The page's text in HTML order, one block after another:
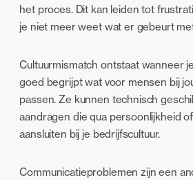
het proces. Dit kan leiden tot
je niet meer weet wat er gebeurt
Cultuurmismatch ontstaat wanneer
goed begrijpt wat voor mensen bij
passen. Ze kunnen technisch
aandragen die qua persoonlijkheid
aansluiten bij je bedrijfscultuur.
Communicatieproblemen zijn een